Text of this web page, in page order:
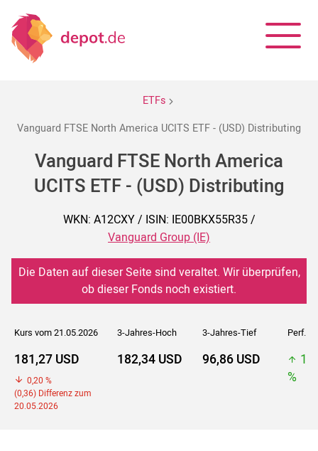
ETFs
Vanguard FTSE North America UCITS ETF - (USD) Distributing
Vanguard FTSE North America
UCITS ETF - (USD) Distributing
WKN: A12CXY / ISIN: IE00BKX55R35 /
Vanguard Group (IE)
Die Daten auf dieser Seite sind veraltet. Wir überprüfen,
ob dieser Fonds noch existiert.
Kurs vom 21.05.2026 3-Jahres-Hoch 3-Jahres-Tief Perf. 5J
181,27 USD
0,20 %
(0,36) Differenz zum
20.05.2026
182,34 USD 96,86 USD
%